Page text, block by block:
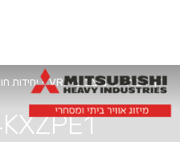
דף הבית / מיצובישי VRF - יחידות חוץ